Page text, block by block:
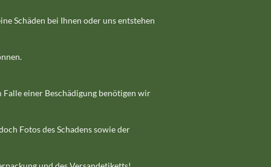
Schäden bei Ihnen oder uns entstehen
Falle einer Beschädigung benötigen wir
Fotos des Schadens sowie der